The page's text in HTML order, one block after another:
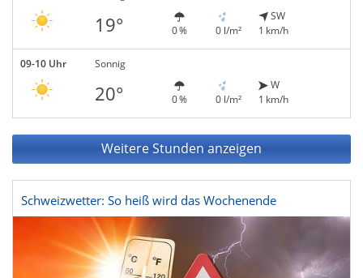
19° 0 % 0 l/m²
SW
1 km/h
09-10 Uhr Sonnig
20° 0 % 0 l/m²
W
1 km/h
Weitere Stunden anzeigen
Schweizwetter: So heiß wird das Wochenende